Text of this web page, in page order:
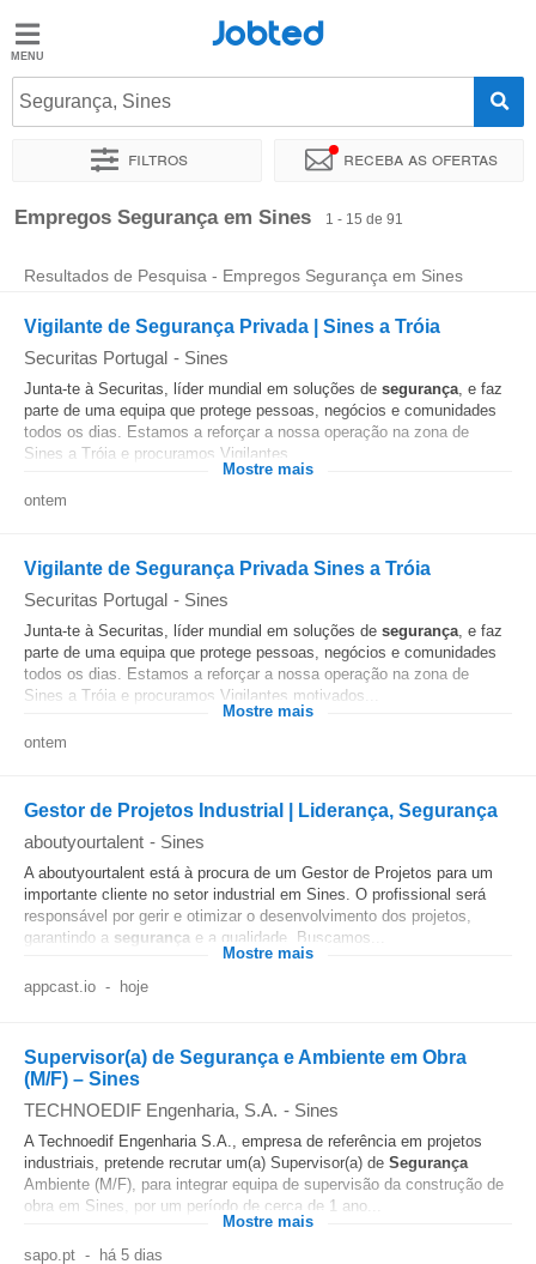
Jobted
Empregos
Salários
Jobted
Segurança, Sines
Filtros Receba as ofertas
Ordenar por Localidade exata Empresa
Empregos Segurança em Sines 1 - 15 de 91
Resultados de Pesquisa - Empregos Segurança em Sines
Vigilante de Segurança Privada | Sines a Tróia
Securitas Portugal - Sines
Junta-te à Securitas, líder mundial em soluções de segurança, e faz
parte de uma equipa que protege pessoas, negócios e comunidades
todos os dias. Estamos a reforçar a nossa operação na zona de
Sines a Tróia e procuramos Vigilantes...
Mostre mais
ontem
Vigilante de Segurança Privada Sines a Tróia
Securitas Portugal - Sines
Junta-te à Securitas, líder mundial em soluções de segurança, e faz
parte de uma equipa que protege pessoas, negócios e comunidades
todos os dias. Estamos a reforçar a nossa operação na zona de
Sines a Tróia e procuramos Vigilantes motivados...
Mostre mais
ontem
Gestor de Projetos Industrial | Liderança, Segurança
aboutyourtalent - Sines
A aboutyourtalent está à procura de um Gestor de Projetos para um
importante cliente no setor industrial em Sines. O profissional será
responsável por gerir e otimizar o desenvolvimento dos projetos,
garantindo a segurança e a qualidade. Buscamos...
Mostre mais
appcast.io - hoje
Supervisor(a) de Segurança e Ambiente em Obra
(M/F) – Sines
TECHNOEDIF Engenharia, S.A. - Sines
A Technoedif Engenharia S.A., empresa de referência em projetos
industriais, pretende recrutar um(a) Supervisor(a) de Segurança
Ambiente (M/F), para integrar equipa de supervisão da construção de
obra em Sines, por um período de cerca de 1 ano...
Mostre mais
sapo.pt - há 5 dias